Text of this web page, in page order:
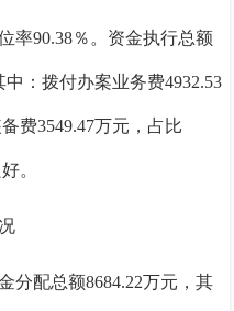
率90.38％ 。资金执行总额
中：拨付办案业务费4932.53
备费3549.47万元，占比
。
分配总额8684.22万元，其